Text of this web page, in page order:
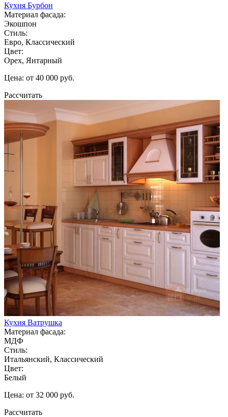
Кухня Бурбон
Материал фасада:
Экошпон
Стиль:
Евро, Классический
Цвет:
Орех, Янтарный
Цена: от 40 000 руб.
Рассчитать
Кухня Ватрушка
Материал фасада:
МДФ
Стиль:
Итальянский, Классический
Цвет:
Белый
Цена: от 32 000 руб.
Рассчитать